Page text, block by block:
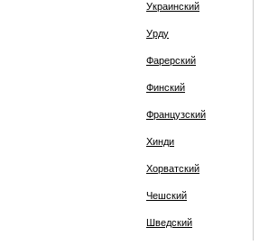
Украинский
Урду
Фарерский
Финский
Французский
Хинди
Хорватский
Чешский
Шведский